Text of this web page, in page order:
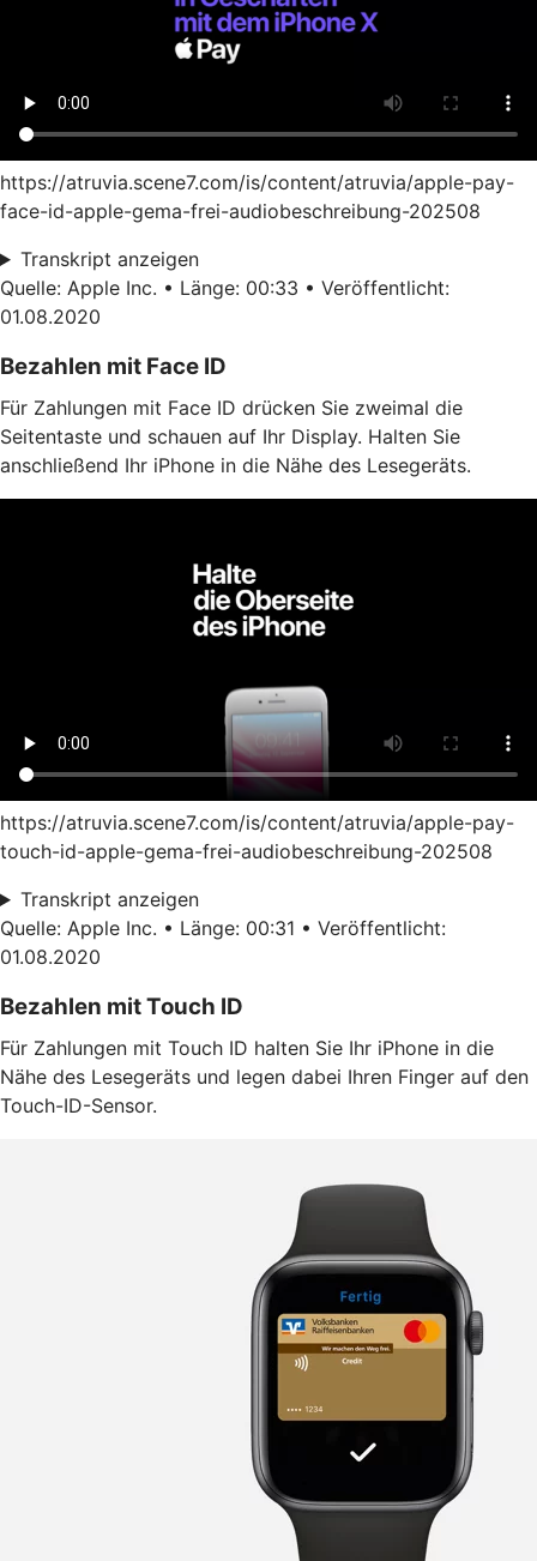
https://atruvia.scene7.com/is/content/atruvia/apple-pay-
face-id-apple-gema-frei-audiobeschreibung-202508
Transkript anzeigen
Quelle: Apple Inc. • Länge: 00:33 • Veröffentlicht:
01.08.2020
Bezahlen mit Face ID
Für Zahlungen mit Face ID drücken Sie zweimal die
Seitentaste und schauen auf Ihr Display. Halten Sie
anschließend Ihr iPhone in die Nähe des Lesegeräts.
https://atruvia.scene7.com/is/content/atruvia/apple-pay-
touch-id-apple-gema-frei-audiobeschreibung-202508
Transkript anzeigen
Quelle: Apple Inc. • Länge: 00:31 • Veröffentlicht:
01.08.2020
Bezahlen mit Touch ID
Für Zahlungen mit Touch ID halten Sie Ihr iPhone in die
Nähe des Lesegeräts und legen dabei Ihren Finger auf den
Touch-ID-Sensor.